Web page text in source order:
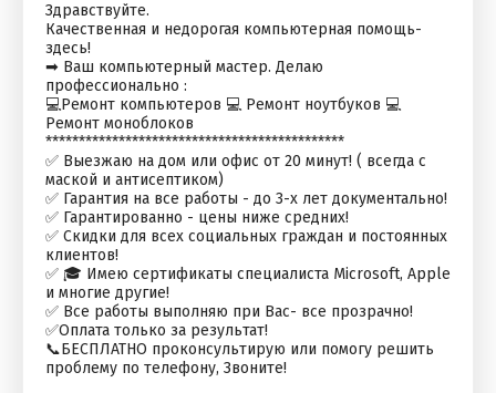
Здравствуйте.
Качественная и недорогая компьютерная помощь-
здесь!
➡ Ваш компьютерный мастер. Делаю
профессионально :
💻Ремонт компьютеров 💻 Ремонт ноутбуков 💻
Ремонт моноблоков
*********************************************
✅ Выезжаю на дом или офис от 20 минут! ( всегда с
маской и антисептиком)
✅ Гарантия на все работы - до 3-х лет документально!
✅ Гарантированно - цены ниже средних!
✅ Скидки для всех социальных граждан и постоянных
клиентов!
✅ 🎓 Имею сертификаты специалиста Microsoft, Apple
и многие другие!
✅ Все работы выполняю при Вас- все прозрачно!
✅Оплата только за результат!
📞БЕСПЛАТНО проконсультирую или помогу решить
проблему по телефону, Звоните!